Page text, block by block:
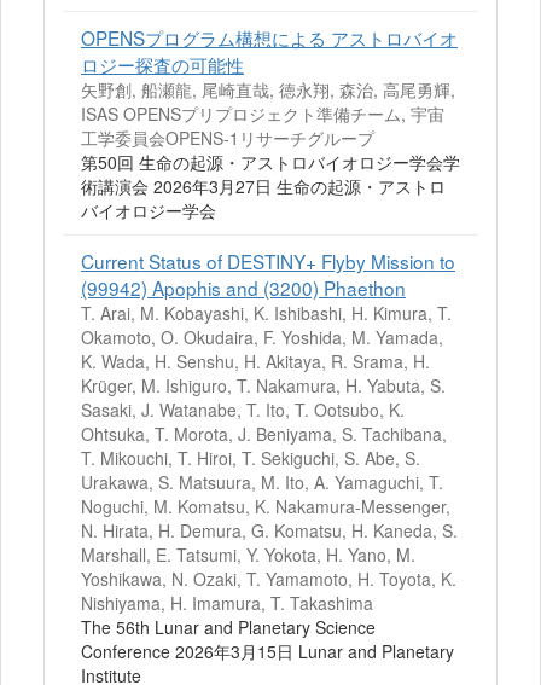
OPENSプログラム構想による アストロバイオ
ロジー探査の可能性
矢野創, 船瀬龍, 尾崎直哉, 徳永翔, 森治, 高尾勇輝,
ISAS OPENSプリプロジェクト準備チーム, 宇宙
工学委員会OPENS-1リサーチグループ
第50回 生命の起源・アストロバイオロジー学会学
術講演会 2026年3月27日 生命の起源・アストロ
バイオロジー学会
Current Status of DESTINY+ Flyby Mission to
(99942) Apophis and (3200) Phaethon
T. Arai, M. Kobayashi, K. Ishibashi, H. Kimura, T.
Okamoto, O. Okudaira, F. Yoshida, M. Yamada,
K. Wada, H. Senshu, H. Akitaya, R. Srama, H.
Krüger, M. Ishiguro, T. Nakamura, H. Yabuta, S.
Sasaki, J. Watanabe, T. Ito, T. Ootsubo, K.
Ohtsuka, T. Morota, J. Beniyama, S. Tachibana,
T. Mikouchi, T. Hiroi, T. Sekiguchi, S. Abe, S.
Urakawa, S. Matsuura, M. Ito, A. Yamaguchi, T.
Noguchi, M. Komatsu, K. Nakamura-Messenger,
N. Hirata, H. Demura, G. Komatsu, H. Kaneda, S.
Marshall, E. Tatsumi, Y. Yokota, H. Yano, M.
Yoshikawa, N. Ozaki, T. Yamamoto, H. Toyota, K.
Nishiyama, H. Imamura, T. Takashima
The 56th Lunar and Planetary Science
Conference 2026年3月15日 Lunar and Planetary
Institute